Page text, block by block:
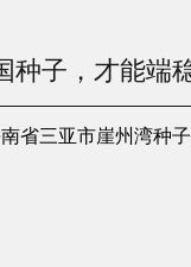
种子，才能端
省三亚市崖州湾种